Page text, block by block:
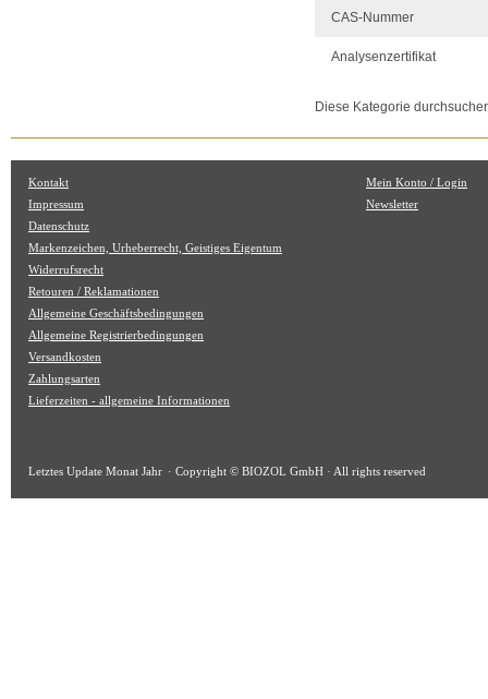
CAS-Nummer
Analysenzertifikat
Diese Kategorie
Kontakt
Impressum
Datenschutz
Markenzeichen, Urheberrecht, Geistiges Eigentum
Widerrufsrecht
Retouren / Reklamationen
Allgemeine Geschäftsbedingungen
Allgemeine Registrierbedingungen
Versandkosten
Zahlungsarten
Lieferzeiten - allgemeine Informationen
Mein Konto / Login
Newsletter
Letztes Update Monat Jahr · Copyright © BIOZOL GmbH · All rights reserved